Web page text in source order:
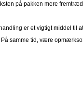
på pakken mere
er et vigtigt middel til
samme tid, være